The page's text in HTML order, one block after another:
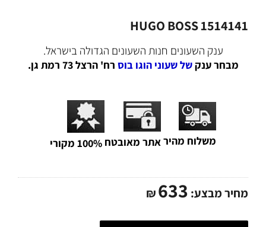
HUGO BOSS 1514141
ענק השעונים חנות השעונים הגדולה בישראל.
מבחר ענקשל שעוני הוגו בוס רח' הרצל 73 רמת גן.
משלוח מהיראתר מאובטח 100% מקורי
מחיר מבצע: ₪633